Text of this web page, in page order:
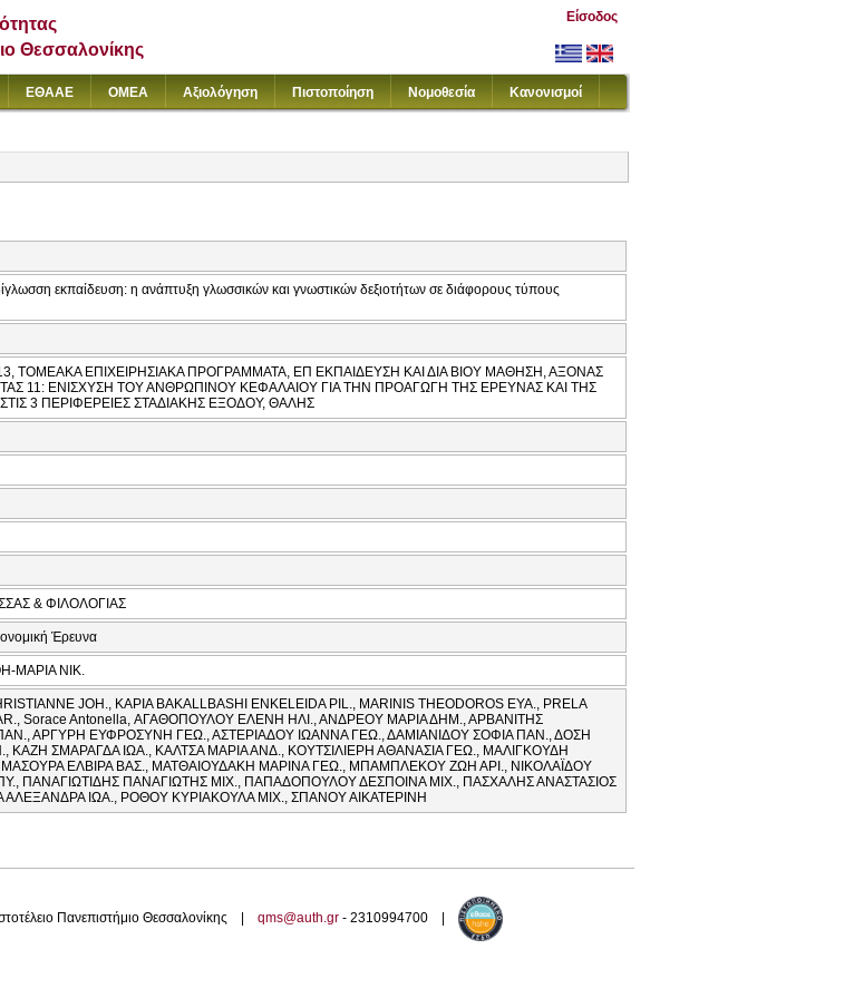
Θεσσαλονίκης
Είσοδος
ΕΘΑΑΕ ΟΜΕΑ Αξιολόγηση Πιστοποίηση Νομοθεσία Κανονισμοί
εκπαίδευση: η ανάπτυξη γλωσσικών και γνωστικών δεξιοτήτων σε διάφορους τύπους
ΤΟΜΕΑΚΑ ΕΠΙΧΕΙΡΗΣΙΑΚΑ ΠΡΟΓΡΑΜΜΑΤΑ, ΕΠ ΕΚΠΑΙΔΕΥΣΗ ΚΑΙ ΔΙΑ ΒΙΟΥ ΜΑΘΗΣΗ, ΑΞΟΝΑΣ
11: ΕΝΙΣΧΥΣΗ ΤΟΥ ΑΝΘΡΩΠΙΝΟΥ ΚΕΦΑΛΑΙΟΥ ΓΙΑ ΤΗΝ ΠΡΟΑΓΩΓΗ ΤΗΣ ΕΡΕΥΝΑΣ ΚΑΙ ΤΗΣ
3 ΠΕΡΙΦΕΡΕΙΕΣ ΣΤΑΔΙΑΚΗΣ ΕΞΟΔΟΥ, ΘΑΛΗΣ
& ΦΙΛΟΛΟΓΙΑΣ
Έρευνα
ΜΑΡΙΑ ΝΙΚ.
JOH., KAPIA BAKALLBASHI ENKELEIDA PIL., MARINIS THEODOROS ΕΥΑ., PRELA
Sorace Antonella, ΑΓΑΘΟΠΟΥΛΟΥ ΕΛΕΝΗ ΗΛΙ., ΑΝΔΡΕΟΥ ΜΑΡΙΑ ΔΗΜ., ΑΡΒΑΝΙΤΗΣ
ΑΡΓΥΡΗ ΕΥΦΡΟΣΥΝΗ ΓΕΩ., ΑΣΤΕΡΙΑΔΟΥ ΙΩΑΝΝΑ ΓΕΩ., ΔΑΜΙΑΝΙΔΟΥ ΣΟΦΙΑ ΠΑΝ., ΔΟΣΗ
ΚΑΖΗ ΣΜΑΡΑΓΔΑ ΙΩΑ., ΚΑΛΤΣΑ ΜΑΡΙΑ ΑΝΔ., ΚΟΥΤΣΙΛΙΕΡΗ ΑΘΑΝΑΣΙΑ ΓΕΩ., ΜΑΛΙΓΚΟΥΔΗ
ΜΑΣΟΥΡΑ ΕΛΒΙΡΑ ΒΑΣ., ΜΑΤΘΑΙΟΥΔΑΚΗ ΜΑΡΙΝΑ ΓΕΩ., ΜΠΑΜΠΛΕΚΟΥ ΖΩΗ ΑΡΙ., ΝΙΚΟΛΑΪΔΟΥ
ΠΑΝΑΓΙΩΤΙΔΗΣ ΠΑΝΑΓΙΩΤΗΣ ΜΙΧ., ΠΑΠΑΔΟΠΟΥΛΟΥ ΔΕΣΠΟΙΝΑ ΜΙΧ., ΠΑΣΧΑΛΗΣ ΑΝΑΣΤΑΣΙΟΣ
ΑΛΕΞΑΝΔΡΑ ΙΩΑ., ΡΟΘΟΥ ΚΥΡΙΑΚΟΥΛΑ ΜΙΧ., ΣΠΑΝΟΥ ΑΙΚΑΤΕΡΙΝΗ
Πανεπιστήμιο Θεσσαλονίκης | qms@auth.gr - 2310994700 |